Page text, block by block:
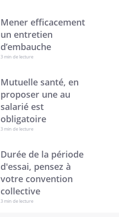
Mener efficacement
un entretien
d’embauche
3 min de lecture
Mutuelle santé, en
proposer une au
salarié est
obligatoire
3 min de lecture
Durée de la période
d'essai, pensez à
votre convention
collective
3 min de lecture